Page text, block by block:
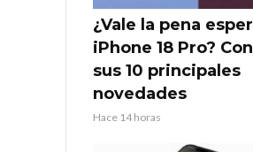
¿Vale la pena
iPhone 18 Pro?
sus 10 principales
novedades
Hace 14 horas